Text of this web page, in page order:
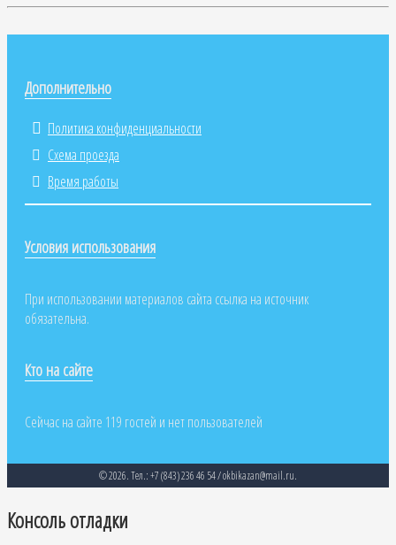
Дополнительно
Политика конфиденциальности
Схема проезда
Время работы
Условия использования
При использовании материалов сайта ссылка на источник
обязательна.
Кто на сайте
Сейчас на сайте 119 гостей и нет пользователей
© 2026. Тел.: +7 (843) 236 46 54 / okbikazan@mail.ru.
Консоль отладки